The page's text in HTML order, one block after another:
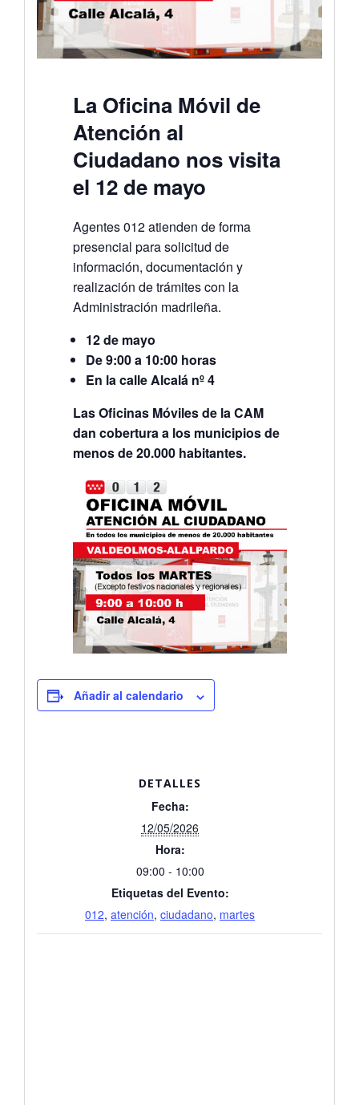
La Oficina Móvil de
Atención al
Ciudadano nos visita
el 12 de mayo
Agentes 012 atienden de forma
presencial para solicitud de
información, documentación y
realización de trámites con la
Administración madrileña.
12 de mayo
De 9:00 a 10:00 horas
En la calle Alcalá nº 4
Las Oficinas Móviles de la CAM
dan cobertura a los municipios de
menos de 20.000 habitantes.
Añadir al calendario
DETALLES
Fecha:
12/05/2026
Hora:
09:00 - 10:00
Etiquetas del Evento:
012, atención, ciudadano, martes